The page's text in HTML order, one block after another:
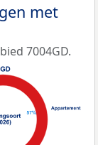
met
7004GD.